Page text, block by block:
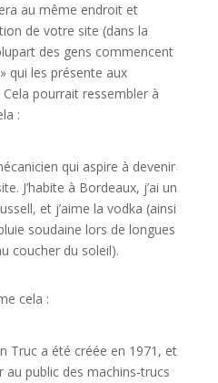
au même endroit et
de votre site (dans la
des gens commencent
qui les présente aux
pourrait ressembler à
:
qui aspire à devenir
J’habite à Bordeaux, j’ai un
et j’aime la vodka (ainsi
soudaine lors de longues
coucher du soleil).
cela :
Truc a été créée en 1971, et
au public des machins-trucs